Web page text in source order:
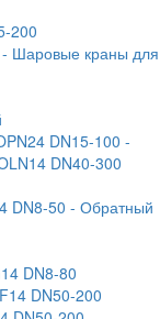
200
- Шаровые краны для
DN15-100 -
DN40-300
DN8-50 - Обратный
DN8-80
DN50-200